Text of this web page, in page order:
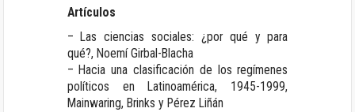
Artículos
– Las ciencias sociales: ¿por qué y para
qué?, Noemí Girbal-Blacha
– Hacia una clasificación de los regímenes
políticos en Latinoamérica, 1945-1999,
Mainwaring, Brinks y Pérez Liñán